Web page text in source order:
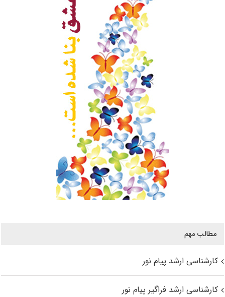
مطالب مهم
کارشناسی ارشد پیام نور
کارشناسی ارشد فراگیر پیام نور